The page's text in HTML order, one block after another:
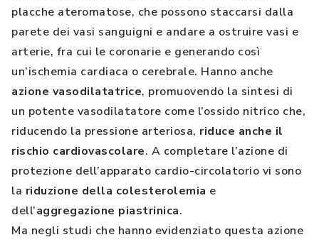
placche ateromatose, che possono staccarsi dalla
parete dei vasi sanguigni e andare a ostruire vasi e
arterie, fra cui le coronarie e generando così
un’ischemia cardiaca o cerebrale. Hanno anche
azione vasodilatatrice, promuovendo la sintesi di
un potente vasodilatatore come l’ossido nitrico che,
riducendo la pressione arteriosa, riduce anche il
rischio cardiovascolare. A completare l’azione di
protezione dell’apparato cardio-circolatorio vi sono
la riduzione della colesterolemia e
dell’aggregazione piastrinica.
Ma negli studi che hanno evidenziato questa azione